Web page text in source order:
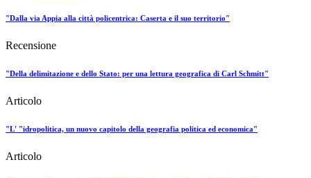
"Dalla via Appia alla città policentrica: Caserta e il suo territorio"
Recensione
"Della delimitazione e dello Stato: per una lettura geografica di Carl Schmitt"
Articolo
"L' "idropolitica, un nuovo capitolo della geografia politica ed economica"
Articolo